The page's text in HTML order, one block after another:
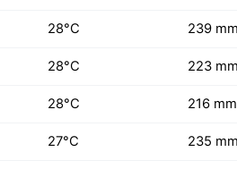
28°C 239 mm
28°C 223 mm
28°C 216 mm
27°C 235 mm